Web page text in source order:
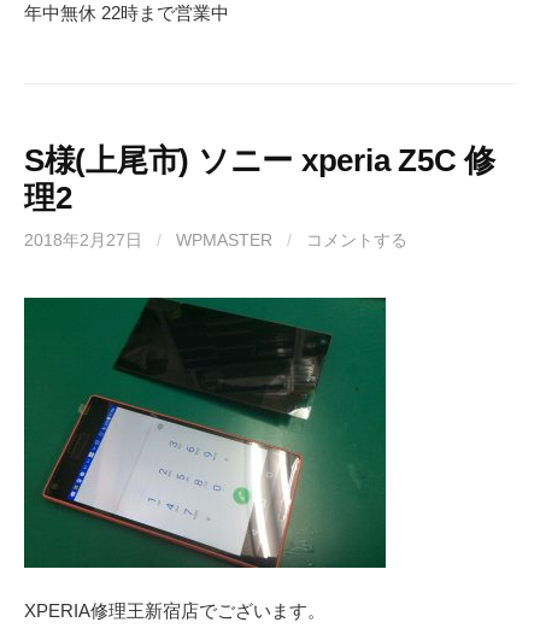
年中無休 22時まで営業中
S様(上尾市) ソニー xperia Z5C 修
理2
2018年2月27日 / WPMASTER / コメントする
XPERIA修理王新宿店でございます。